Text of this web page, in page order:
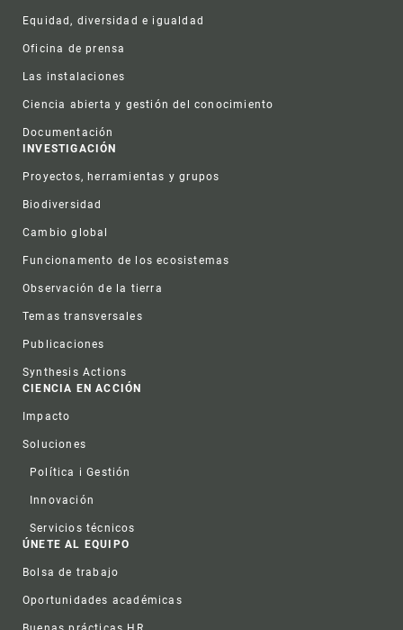
Equidad, diversidad e igualdad
Oficina de prensa
Las instalaciones
Ciencia abierta y gestión del conocimiento
Documentación
INVESTIGACIÓN
Proyectos, herramientas y grupos
Biodiversidad
Cambio global
Funcionamento de los ecosistemas
Observación de la tierra
Temas transversales
Publicaciones
Synthesis Actions
CIENCIA EN ACCIÓN
Impacto
Soluciones
Política i Gestión
Innovación
Servicios técnicos
ÚNETE AL EQUIPO
Bolsa de trabajo
Oportunidades académicas